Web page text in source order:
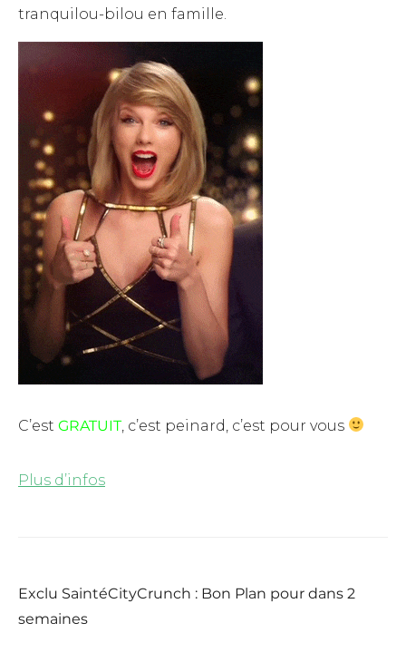
tranquilou-bilou en famille.
C’est GRATUIT, c’est peinard, c’est pour vous
Plus d’infos
Exclu SaintéCityCrunch : Bon Plan pour dans 2
semaines